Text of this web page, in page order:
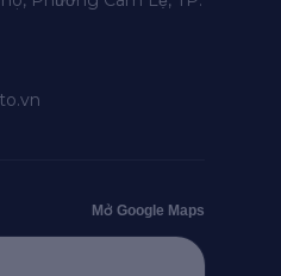
Mở Google Maps